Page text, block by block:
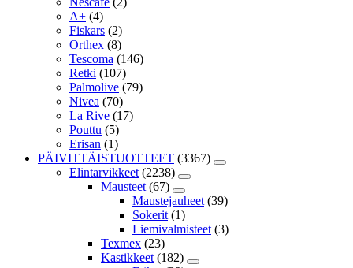
A+ (4)
Fiskars (2)
Orthex (8)
Tescoma (146)
Retki (107)
Palmolive (79)
Nivea (70)
La Rive (17)
Pouttu (5)
Erisan (1)
PÄIVITTÄISTUOTTEET (3367)
Elintarvikkeet (2238)
Mausteet (67)
Maustejauheet (39)
Sokerit (1)
Liemivalmisteet (3)
Texmex (23)
Kastikkeet (182)